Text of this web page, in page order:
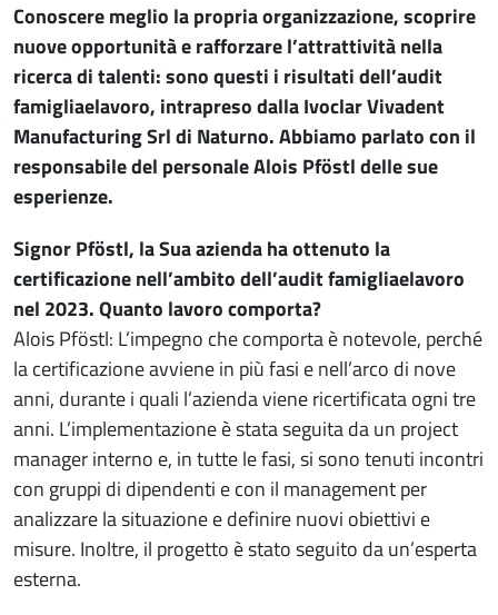
Conoscere meglio la propria organizzazione, scoprire
nuove opportunità e rafforzare l’attrattività nella
ricerca di talenti: sono questi i risultati dell’audit
famigliaelavoro, intrapreso dalla Ivoclar Vivadent
Manufacturing Srl di Naturno. Abbiamo parlato con il
responsabile del personale Alois Pföstl delle sue
esperienze.
Signor Pföstl, la Sua azienda ha ottenuto la
certificazione nell’ambito dell’audit famigliaelavoro
nel 2023. Quanto lavoro comporta?
Alois Pföstl: L’impegno che comporta è notevole, perché
la certificazione avviene in più fasi e nell’arco di nove
anni, durante i quali l’azienda viene ricertificata ogni tre
anni. L’implementazione è stata seguita da un project
manager interno e, in tutte le fasi, si sono tenuti incontri
con gruppi di dipendenti e con il management per
analizzare la situazione e definire nuovi obiettivi e
misure. Inoltre, il progetto è stato seguito da un’esperta
esterna.